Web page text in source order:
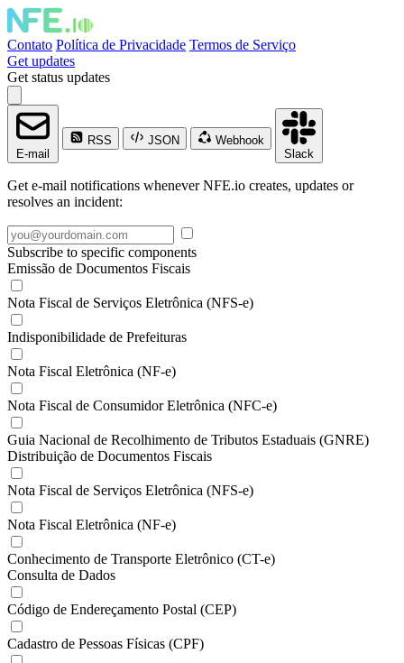
Contato Política de Privacidade Termos de Serviço
Get updates
Get status updates
E-mail
RSS JSON
Webhook
Slack
Get e-mail notifications whenever NFE.io creates, updates or
resolves an incident:
Subscribe to specific components
Emissão de Documentos Fiscais
Nota Fiscal de Serviços Eletrônica (NFS-e)
Indisponibilidade de Prefeituras
Nota Fiscal Eletrônica (NF-e)
Nota Fiscal de Consumidor Eletrônica (NFC-e)
Guia Nacional de Recolhimento de Tributos Estaduais (GNRE)
Distribuição de Documentos Fiscais
Nota Fiscal de Serviços Eletrônica (NFS-e)
Nota Fiscal Eletrônica (NF-e)
Conhecimento de Transporte Eletrônico (CT-e)
Consulta de Dados
Código de Endereçamento Postal (CEP)
Cadastro de Pessoas Físicas (CPF)